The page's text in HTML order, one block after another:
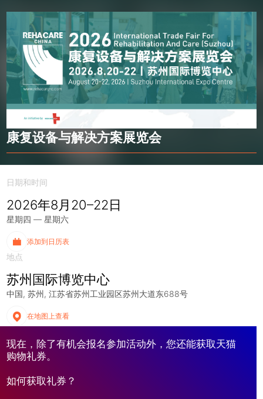
康复设备与解决方案展览会
日期和时间
2026年8月20–22日
星期四 — 星期六
添加到日历表
地点
苏州国际博览中心
中国 苏州 江苏省苏州工业园区苏州大道东688号
在地图上查看
现在，除了有机会报名参加活动外，您还能获取天猫
购物礼券。
如何获取礼券？